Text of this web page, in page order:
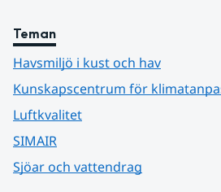
Teman
Havsmiljö i kust och hav
Kunskapscentrum för
Luftkvalitet
SIMAIR
Sjöar och vattendrag